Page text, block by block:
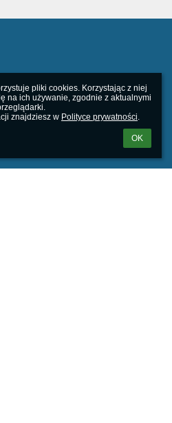
pliki cookies. Korzystając z niej
na ich używanie, zgodnie z aktualnymi
znajdziesz w Polityce prywatności.
OK